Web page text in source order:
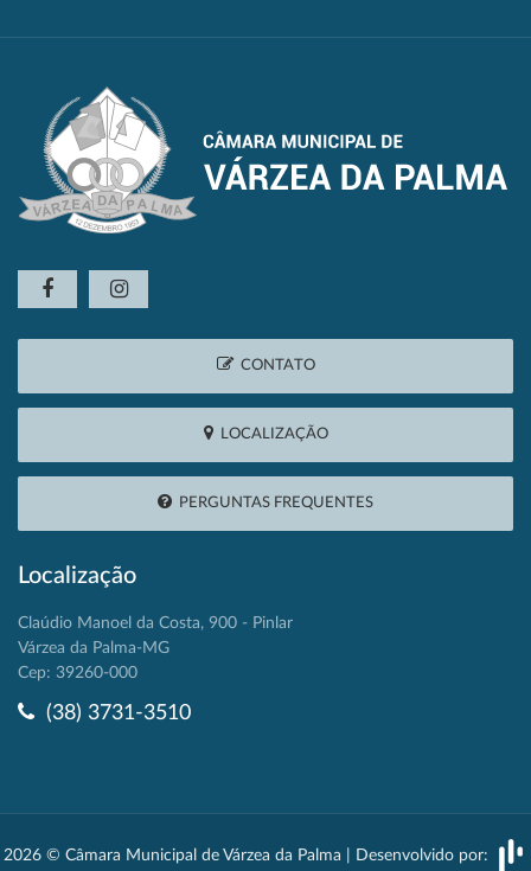
CONTATO
LOCALIZAÇÃO
PERGUNTAS FREQUENTES
Localização
Claúdio Manoel da Costa, 900 - Pinlar
Várzea da Palma-MG
Cep: 39260-000
(38) 3731-3510
2026 © Câmara Municipal de Várzea da Palma | Desenvolvido por: